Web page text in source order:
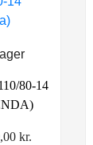
80-14
kr.